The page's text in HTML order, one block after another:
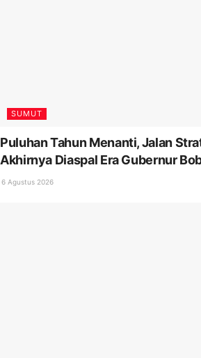
SUMUT
Puluhan Tahun Menanti, Jalan
Akhirnya Diaspal Era Gubernur
6 Agustus 2026